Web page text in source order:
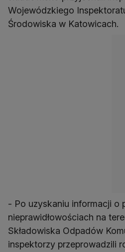
Wojewódzkiego
Środowiska w Katowicach.
- Po uzyskaniu informacji o
nieprawidłowościach na
Składowiska Odpadów
inspektorzy przeprowadzili